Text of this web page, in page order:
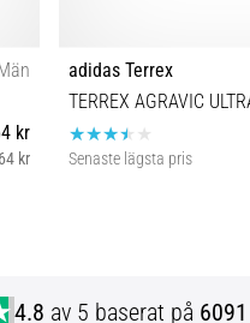
kr
kr
adidas Terrex
TERREX AGRAVIC
Senaste lägsta pris
4.8 av 5 baserat på